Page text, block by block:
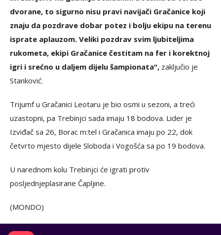
dvorane, to sigurno nisu pravi navijači Gračanice koji
znaju da pozdrave dobar potez i bolju ekipu na terenu
isprate aplauzom. Veliki pozdrav svim ljubiteljima
rukometa, ekipi Gračanice čestitam na fer i korektnoj
igri i srećno u daljem dijelu šampionata", zaključio je
Stanković.
Trijumf u Gračanici Leotaru je bio osmi u sezoni, a treći
uzastopni, pa Trebinjci sada imaju 18 bodova. Lider je
Izviđač sa 26, Borac m:tel i Gračanica imaju po 22, dok
četvrto mjesto dijele Sloboda i Vogošća sa po 19 bodova.
U narednom kolu Trebinjci će igrati protiv
posljednjeplasirane Čapljine.
(MONDO)